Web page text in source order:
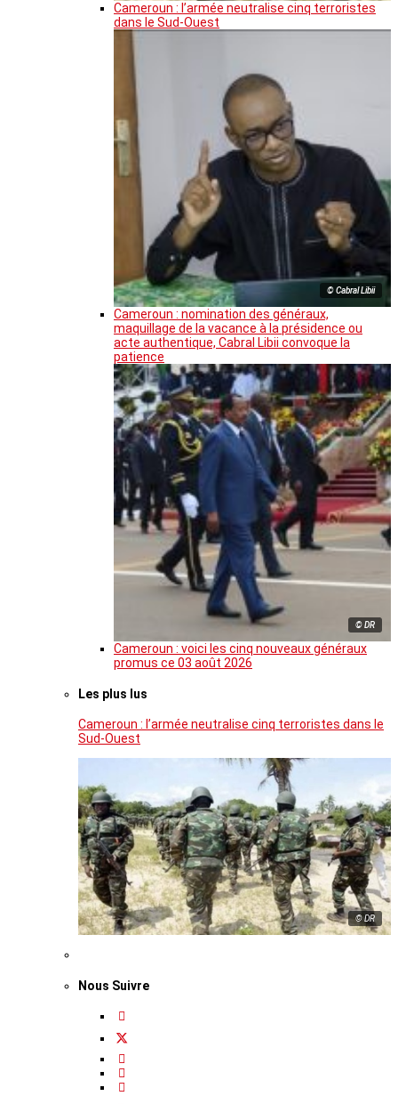
Cameroun : l’armée neutralise cinq terroristes
dans le Sud-Ouest
© Cabral Libii
Cameroun : nomination des généraux,
maquillage de la vacance à la présidence ou
acte authentique, Cabral Libii convoque la
patience
© DR
Cameroun : voici les cinq nouveaux généraux
promus ce 03 août 2026
Les plus lus
Cameroun : l’armée neutralise cinq terroristes dans le
Sud-Ouest
© DR
Nous Suivre